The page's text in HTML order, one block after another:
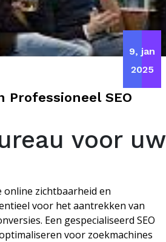
9, jan
2025
SEO
voor uw
online zichtbaarheid en
voor het aantrekken van
Een gespecialiseerd SEO
voor zoekmachines